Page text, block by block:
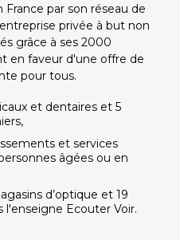
par son réseau de
privée à but non
grâce à ses 2000
en faveur d'une offre de
pour tous.
et dentaires et 5
et services
âgées ou en
d’optique et 19
l'enseigne Ecouter Voir.